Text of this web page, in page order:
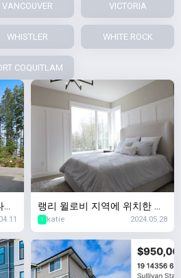
VANCOUVER VICTORIA
WHISTLER WHITE ROCK
COQUITLAM
랭리 윌로비 지역에 위치한 가
장 이상적인 가족 홈, Crofton
Living 프리세일.
1 katie 2024.05.28